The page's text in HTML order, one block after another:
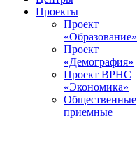
Проекты
Проект
«Образование»
Проект
«Демография»
Проект ВРНС
«Экономика»
Общественные
приемные